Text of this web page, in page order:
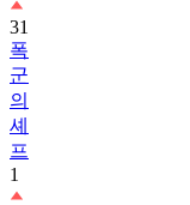
31
폭
군
의
셰
프
1